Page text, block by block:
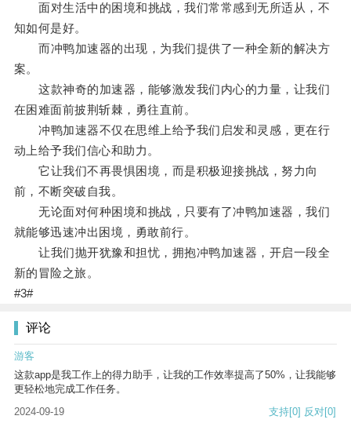
面对生活中的困境和挑战，我们常常感到无所适从，不
知如何是好。
而冲鸭加速器的出现，为我们提供了一种全新的解决方
案。
这款神奇的加速器，能够激发我们内心的力量，让我们
在困难面前披荆斩棘，勇往直前。
冲鸭加速器不仅在思维上给予我们启发和灵感，更在行
动上给予我们信心和助力。
它让我们不再畏惧困境，而是积极迎接挑战，努力向
前，不断突破自我。
无论面对何种困境和挑战，只要有了冲鸭加速器，我们
就能够迅速冲出困境，勇敢前行。
让我们抛开犹豫和担忧，拥抱冲鸭加速器，开启一段全
新的冒险之旅。
#3#
评论
游客
这款app是我工作上的得力助手，让我的工作效率提高了50%，让我能够
更轻松地完成工作任务。
2024-09-19
支持[0] 反对[0]